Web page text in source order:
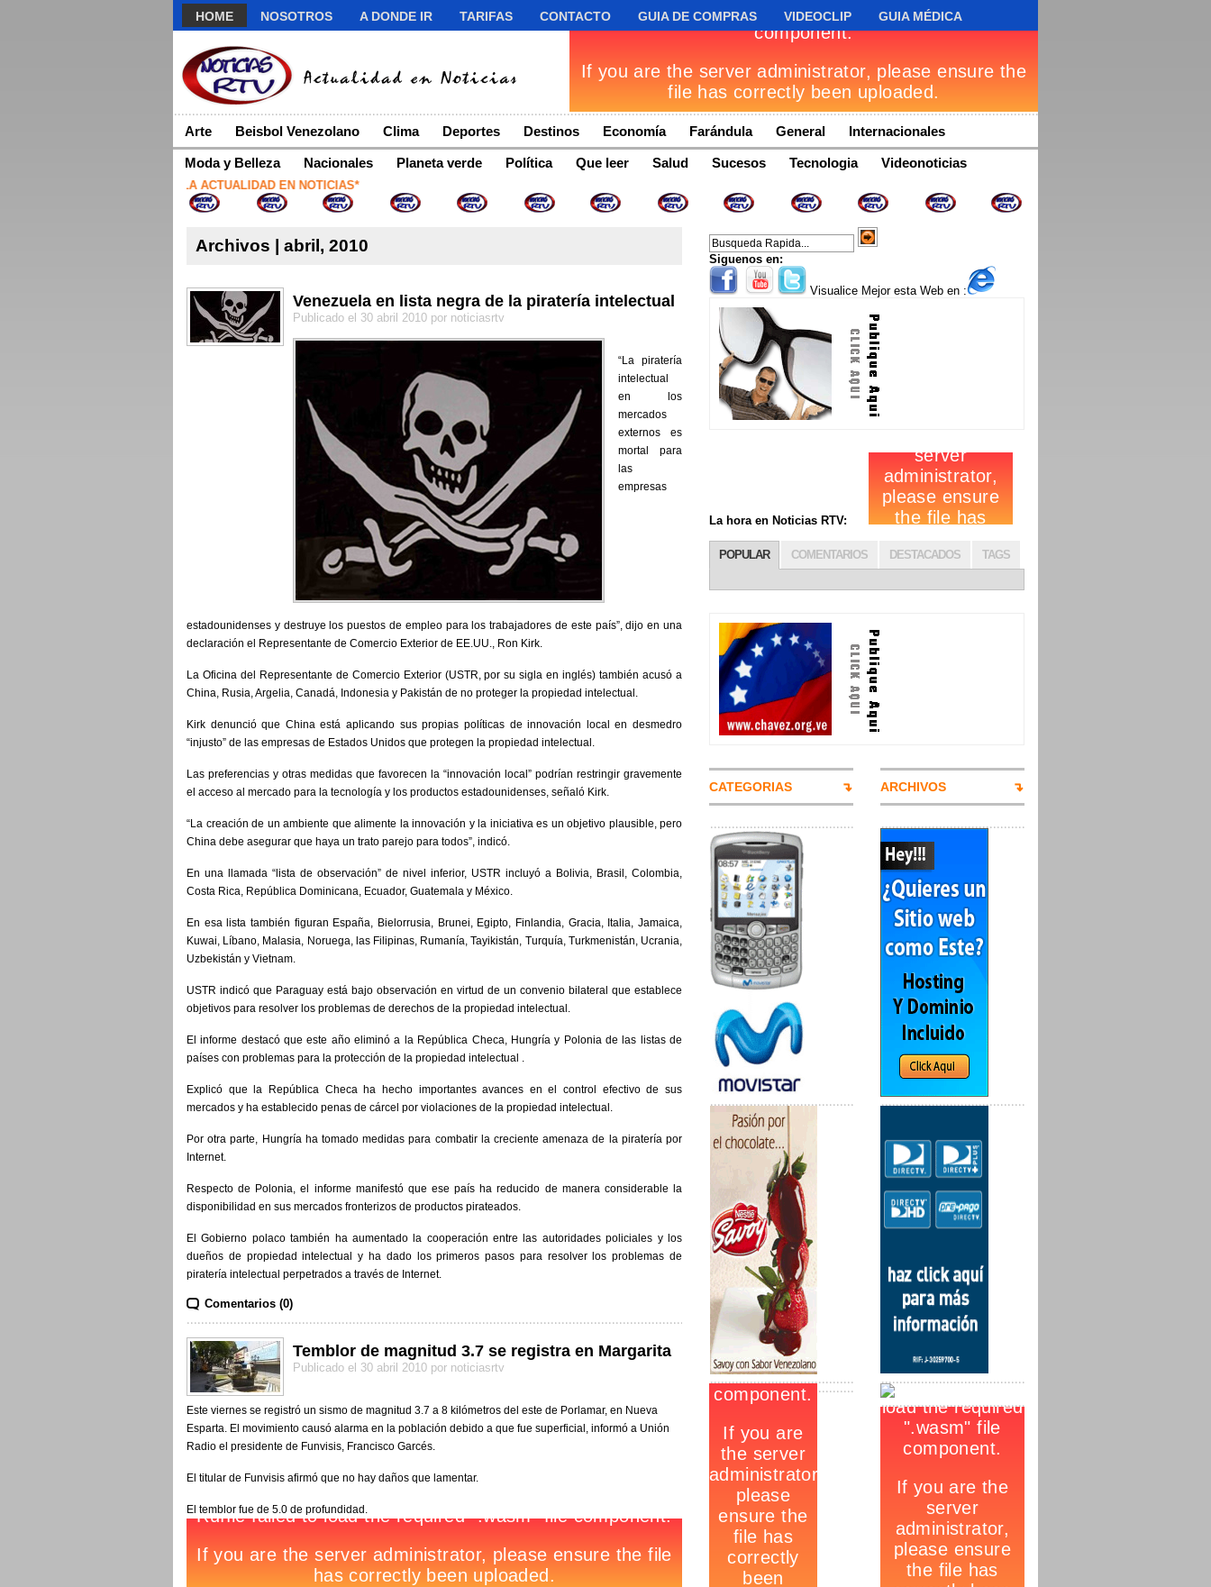
HOME NOSOTROS A DONDE IR TARIFAS CONTACTO GUIA DE COMPRAS VIDEOCLIP GUIA MÉDICA
Arte Beisbol Venezolano Clima Deportes Destinos Economía Farándula General Internacionales
Moda y Belleza Nacionales Planeta verde Política Que leer Salud Sucesos Tecnologia Videonoticias
*NOTICIAS RTV LA ACTUALIDAD EN NOTICIAS*
Archivos | abril, 2010
Venezuela en lista negra de la piratería intelectual
Publicado el 30 abril 2010 por noticiasrtv
“La piratería
intelectual
en los
mercados
externos es
mortal para
las
empresas
estadounidenses y destruye los puestos de empleo para los trabajadores de este país”, dijo en una
declaración el Representante de Comercio Exterior de EE.UU., Ron Kirk.
La Oficina del Representante de Comercio Exterior (USTR, por su sigla en inglés) también acusó a
China, Rusia, Argelia, Canadá, Indonesia y Pakistán de no proteger la propiedad intelectual.
Kirk denunció que China está aplicando sus propias políticas de innovación local en desmedro
“injusto” de las empresas de Estados Unidos que protegen la propiedad intelectual.
Las preferencias y otras medidas que favorecen la “innovación local” podrían restringir gravemente
el acceso al mercado para la tecnología y los productos estadounidenses, señaló Kirk.
“La creación de un ambiente que alimente la innovación y la iniciativa es un objetivo plausible, pero
China debe asegurar que haya un trato parejo para todos”, indicó.
En una llamada “lista de observación” de nivel inferior, USTR incluyó a Bolivia, Brasil, Colombia,
Costa Rica, República Dominicana, Ecuador, Guatemala y México.
En esa lista también figuran España, Bielorrusia, Brunei, Egipto, Finlandia, Gracia, Italia, Jamaica,
Kuwai, Líbano, Malasia, Noruega, las Filipinas, Rumanía, Tayikistán, Turquía, Turkmenistán, Ucrania,
Uzbekistán y Vietnam.
USTR indicó que Paraguay está bajo observación en virtud de un convenio bilateral que establece
objetivos para resolver los problemas de derechos de la propiedad intelectual.
El informe destacó que este año eliminó a la República Checa, Hungría y Polonia de las listas de
países con problemas para la protección de la propiedad intelectual .
Explicó que la República Checa ha hecho importantes avances en el control efectivo de sus
mercados y ha establecido penas de cárcel por violaciones de la propiedad intelectual.
Por otra parte, Hungría ha tomado medidas para combatir la creciente amenaza de la piratería por
Internet.
Respecto de Polonia, el informe manifestó que ese país ha reducido de manera considerable la
disponibilidad en sus mercados fronterizos de productos pirateados.
El Gobierno polaco también ha aumentado la cooperación entre las autoridades policiales y los
dueños de propiedad intelectual y ha dado los primeros pasos para resolver los problemas de
piratería intelectual perpetrados a través de Internet.
Comentarios (0)
Temblor de magnitud 3.7 se registra en Margarita
Publicado el 30 abril 2010 por noticiasrtv
Este viernes se registró un sismo de magnitud 3.7 a 8 kilómetros del este de Porlamar, en Nueva
Esparta. El movimiento causó alarma en la población debido a que fue superficial, informó a Unión
Radio el presidente de Funvisis, Francisco Garcés.
El titular de Funvisis afirmó que no hay daños que lamentar.
El temblor fue de 5.0 de profundidad.
Siguenos en:
Visualice Mejor esta Web en :
La hora en Noticias RTV:
POPULAR COMENTARIOS DESTACADOS TAGS
CATEGORIAS ARCHIVOS